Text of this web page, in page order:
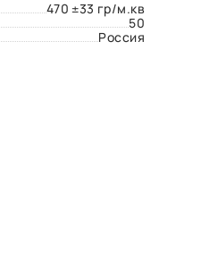
470 ±33 гр/м.кв
50
Россия